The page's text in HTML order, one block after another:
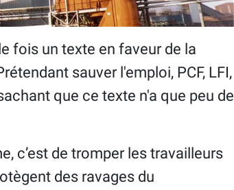
fois un texte en faveur de la
sauver l'emploi, PCF, LFI,
que ce texte n'a que peu de
c’est de tromper les travailleurs
des ravages du